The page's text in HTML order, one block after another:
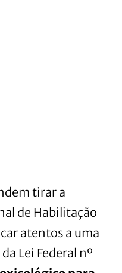
tirar a
de Habilitação
atentos a uma
Lei Federal nº